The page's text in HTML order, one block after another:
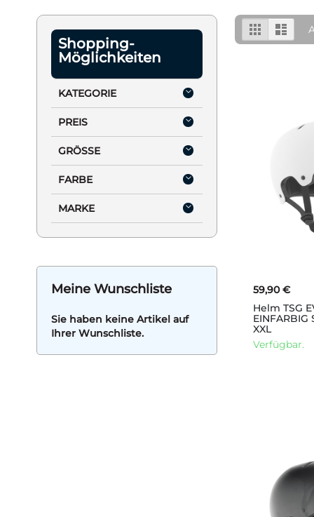
Anzeigen
als
Liste Liste
59,90 €
Helm TSG
EINFARBIG
XXL
Verfügbar.
Shopping-
Möglichkeiten
KATEGORIE
PREIS
GRÖSSE
FARBE
MARKE
Meine Wunschliste
Sie haben keine Artikel auf
Ihrer Wunschliste.